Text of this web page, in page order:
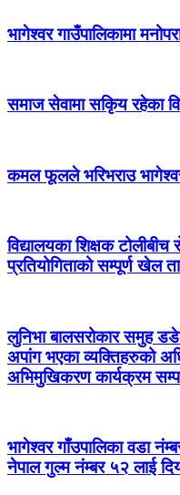
भागेश्वर गाउँपालिकामा
समाज सेवामा सकिृय रहेका
कमल फूलले भरिभराउ
विद्यालयका शिक्षक
प्रतियोगिताको सम्पूर्ण खेल
लुनिभा बालसरोकार समुह
अपांग भएका व्यक्तिहरुको
अभिमुखिकरण कार्यक्रम
भागेश्वर गाँउपालिका वडा
नेपाल गुल्म नंम्बर ५२ लाई